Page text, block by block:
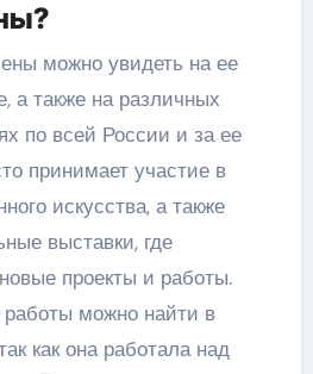
можно увидеть на ее
а также на различных
по всей России и за ее
принимает участие в
искусства, а также
выставки, где
проекты и работы.
работы можно найти в
как она работала над